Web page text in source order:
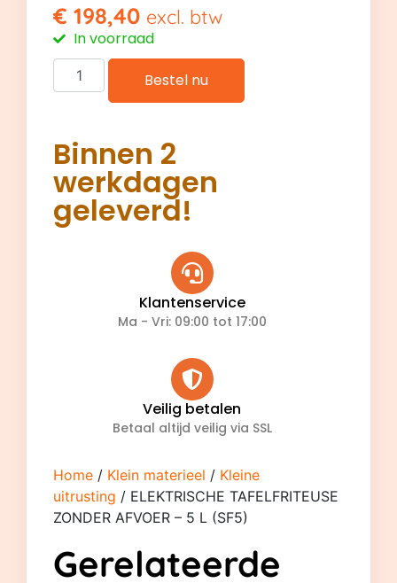
€ 198,40 excl. btw
In voorraad
Bestel nu
Binnen 2
werkdagen
geleverd!
Klantenservice
Ma - Vri: 09:00 tot 17:00
Veilig betalen
Betaal altijd veilig via SSL
Home / Klein materieel / Kleine
uitrusting / ELEKTRISCHE TAFELFRITEUSE
ZONDER AFVOER – 5 L (SF5)
Gerelateerde